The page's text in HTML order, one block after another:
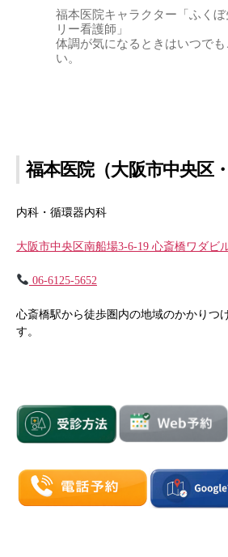
福本医院キャラクター「ふくぼ
リー看護師」
体調が気になるときはいつでも
い。
福本医院（大阪市中央区・
内科・循環器内科
大阪市中央区南船場3-6-19 心斎橋ワダビ
06-6125-5652
心斎橋駅から徒歩圏内の地域のかかりつ
す。